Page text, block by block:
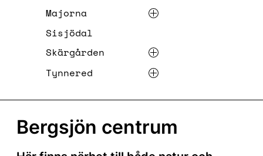
Majorna
Sisjödal
Skärgården
Tynnered
Bergsjön centrum